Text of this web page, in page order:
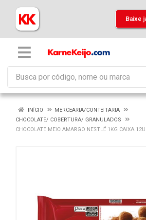
Baixe
INÍCIO
MERCEARIA/CONFEITARIA
CHOCOLATE/ COBERTURA/ GRANULADOS
CHOCOLATE MEIO AMARGO NESTLÉ 1KG CAIXA